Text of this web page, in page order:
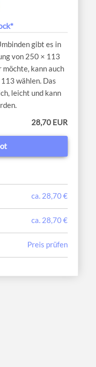
gibt es in
von 250 × 113
kann auch
wählen. Das
leicht und kann
28,70 EUR
ca. 28,70 €
ca. 28,70 €
Preis prüfen